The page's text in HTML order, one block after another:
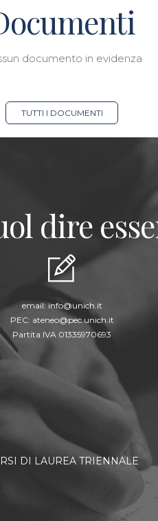
documento in evidenza
TUTTI I DOCUMENTI
dire
email:info@unich.it
PEC: ateneo@pec.unich.it
Partita IVA 01335970693
DI LAUREA TRIENNALE